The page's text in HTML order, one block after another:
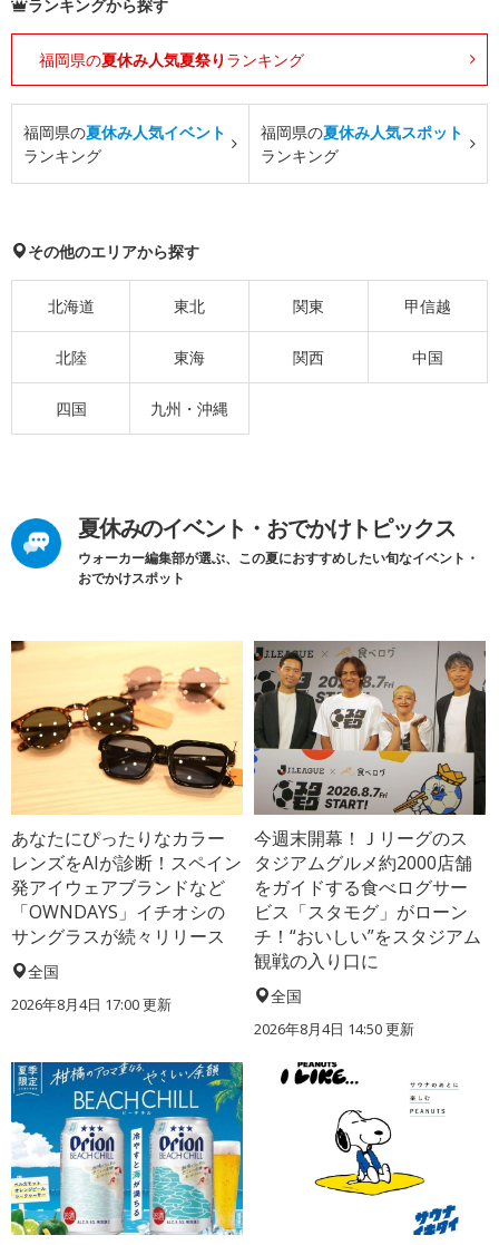
ランキングから探す
福岡県の夏休み人気夏祭り ランキング
福岡県の夏休み人気イベント
ランキング
福岡県の夏休み人気スポット
ランキング
その他のエリアから探す
北海道 東北 関東 甲信越
北陸 東海 関西 中国
四国 九州・沖縄
夏休みのイベント・おでかけトピックス
ウォーカー編集部が選ぶ、この夏におすすめしたい旬なイベント・
おでかけスポット
あなたにぴったりなカラー
レンズをAIが診断！スペイン
発アイウェアブランドなど
「OWNDAYS」イチオシの
サングラスが続々リリース
全国
2026年8月4日 17:00更新
今週末開幕！Ｊリーグのス
タジアムグルメ約2000店舗
をガイドする食べログサー
ビス「スタモグ」がローン
チ！“おいしい”をスタジアム
観戦の入り口に
全国
2026年8月4日 14:50更新